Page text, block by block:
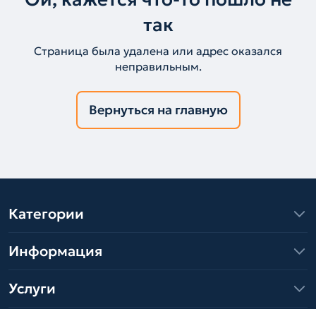
так
Страница была удалена или адрес оказался
неправильным.
Вернуться на главную
Категории
Информация
Услуги